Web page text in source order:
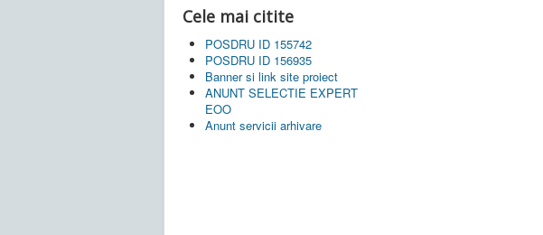
Cele mai citite
POSDRU ID 155742
POSDRU ID 156935
Banner si link site proiect
ANUNT SELECTIE EXPERT
EOO
Anunt servicii arhivare